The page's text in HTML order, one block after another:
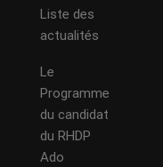
Liste des
actualités
Le
Programme
du candidat
du RHDP
Ado